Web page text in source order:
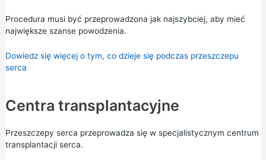
Procedura musi być przeprowadzona jak najszybciej, aby mieć
największe szanse powodzenia.
Dowiedz się więcej o tym, co dzieje się podczas przeszczepu
serca
Centra transplantacyjne
Przeszczepy serca przeprowadza się w specjalistycznym centrum
transplantacji serca.